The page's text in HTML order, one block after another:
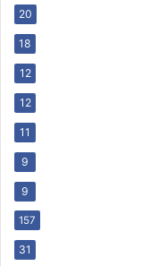
20
18
12
12
11
9
9
157
31